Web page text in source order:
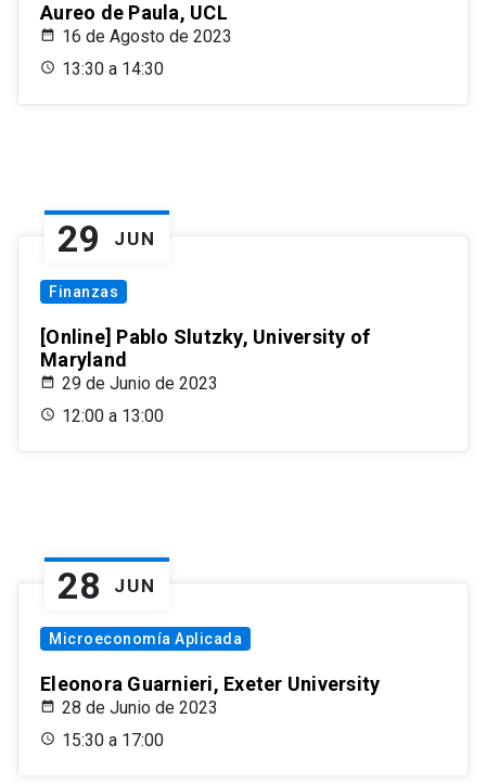
Aureo de Paula, UCL
16 de Agosto de 2023
13:30 a 14:30
29 JUN
Finanzas
[Online] Pablo Slutzky, University of
Maryland
29 de Junio de 2023
12:00 a 13:00
28 JUN
Microeconomía Aplicada
Eleonora Guarnieri, Exeter University
28 de Junio de 2023
15:30 a 17:00